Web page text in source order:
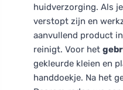
huidverzorging. Als
verstopt zijn en
aanvullend product
reinigt. Voor het
gekleurde kleien en
handdoekje. Na het